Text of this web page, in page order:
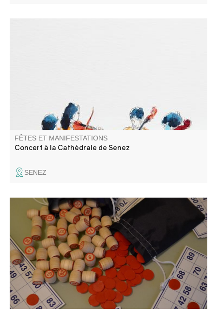
FÊTES ET MANIFESTATIONS
Concert à la Cathédrale de Senez
SENEZ
Loto organisé par l'association le Cercle. Venez nombreux
tenter votre chance et passer un moment convivial.